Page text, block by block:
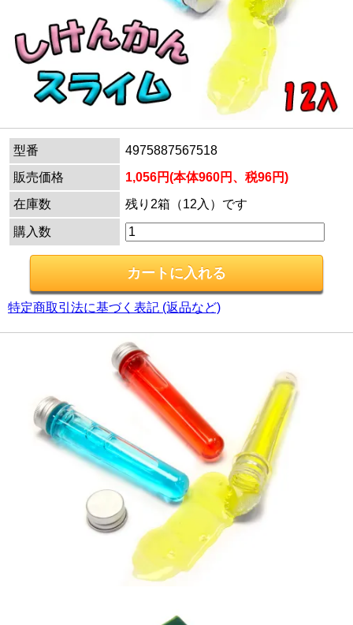
型番
4975887567518
販売価格
1,056円(本体960円、税96円)
在庫数
残り2箱（12入）です
購入数
特定商取引法に基づく表記 (返品など)